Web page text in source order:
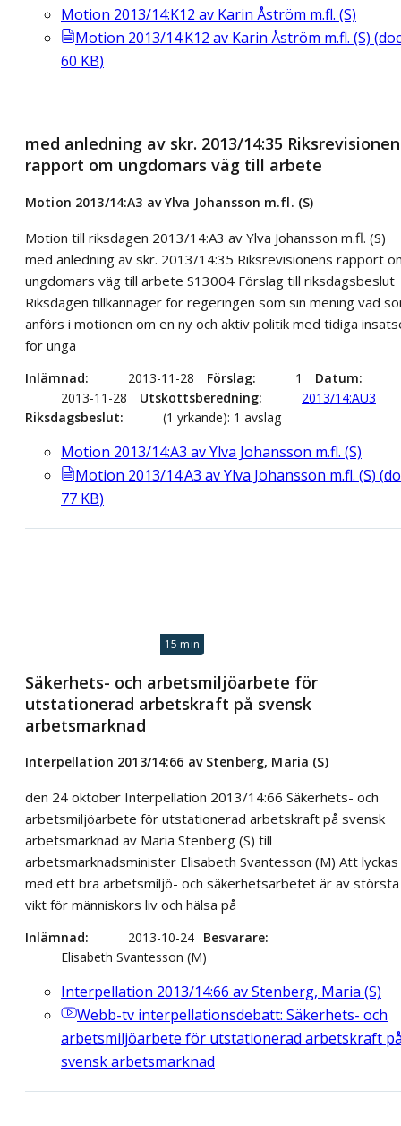
Motion 2013/14:K12 av Karin Åström m.fl. (S)
Motion 2013/14:K12 av Karin Åström m.fl. (S) (doc
60 KB)
med anledning av skr. 2013/14:35
rapport om ungdomars väg till arbete
Motion 2013/14:A3 av Ylva Johansson m.fl. (S)
Motion till riksdagen 2013/14:A3 av Ylva Johansson m.fl. (S)
med anledning av skr. 2013/14:35 Riksrevisionens rapport
ungdomars väg till arbete S13004 Förslag till riksdagsbeslut
Riksdagen tillkännager för regeringen som sin mening vad
anförs i motionen om en ny och aktiv politik med tidiga
för unga
Inlämnad 2013-11-28 Förslag 1
Datum
2013-11-28
Utskottsberedning
2013/14:AU3
Riksdagsbeslut
(1 yrkande): 1 avslag
Motion 2013/14:A3 av Ylva Johansson m.fl. (S)
Motion 2013/14:A3 av Ylva Johansson m.fl. (S) (
77 KB)
15 min
Säkerhets- och arbetsmiljöarbete för
utstationerad arbetskraft på svensk
arbetsmarknad
Interpellation 2013/14:66 av Stenberg, Maria (S)
den 24 oktober Interpellation 2013/14:66 Säkerhets- och
arbetsmiljöarbete för utstationerad arbetskraft på svensk
arbetsmarknad av Maria Stenberg (S) till
arbetsmarknadsminister Elisabeth Svantesson (M) Att lyckas
med ett bra arbetsmiljö- och säkerhetsarbetet är av största
vikt för människors liv och hälsa på
Inlämnad 2013-10-24 Besvarare
Elisabeth Svantesson (M)
Interpellation 2013/14:66 av Stenberg, Maria (S)
Webb-tv interpellationsdebatt: Säkerhets- och
arbetsmiljöarbete för utstationerad arbetskraft
svensk arbetsmarknad